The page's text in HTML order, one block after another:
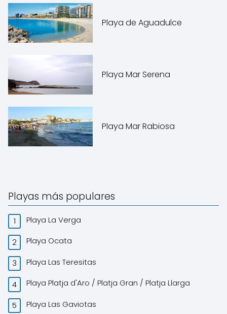
Playa de Aguadulce
Playa Mar Serena
Playa Mar Rabiosa
Playas más populares
Playa La Verga
Playa Ocata
Playa Las Teresitas
Playa Platja d'Aro / Platja Gran / Platja Llarga
Playa Las Gaviotas